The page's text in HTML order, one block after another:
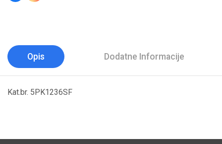
Opis Dodatne Informacije
Kat.br. 5PK1236SF